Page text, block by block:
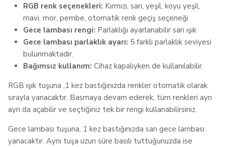
RGB renk seçenekleri: Kırmızı, sarı, yeşil, koyu yeşil,
mavi, mor, pembe, otomatik renk geçiş seçeneği
Gece lambası rengi: Parlaklığı ayarlanabilir sarı ışık
Gece lambası parlaklık ayarı: 5 farklı parlaklık seviyesi
bulunmaktadır.
Bağımsız kullanım: Cihaz kapalıyken de kullanılabilir.
RGB ışık tuşuna ,1 kez bastığınızda renkler otomatik olarak
sırayla yanacaktır. Basmaya devam ederek, tüm renkleri ayrı
ayrı da açabilir ve seçtiğiniz tek bir rengi kullanabilirsiniz.
Gece lambası tuşuna, 1 kez bastığınızda sarı gece lambası
yanacaktır. Aynı tuşa uzun süre basılı tuttuğunuzda ise